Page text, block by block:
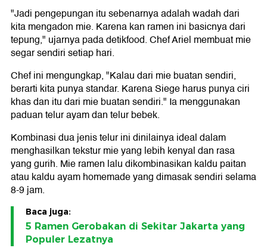
"Jadi pengepungan itu sebenarnya adalah wadah dari
kita mengadon mie. Karena kan ramen ini basicnya dari
tepung," ujarnya pada detikfood. Chef Ariel membuat mie
segar sendiri setiap hari.
Chef ini mengungkap, "Kalau dari mie buatan sendiri,
berarti kita punya standar. Karena Siege harus punya ciri
khas dan itu dari mie buatan sendiri." Ia menggunakan
paduan telur ayam dan telur bebek.
Kombinasi dua jenis telur ini dinilainya ideal dalam
menghasilkan tekstur mie yang lebih kenyal dan rasa
yang gurih. Mie ramen lalu dikombinasikan kaldu paitan
atau kaldu ayam homemade yang dimasak sendiri selama
8-9 jam.
Baca juga:
5 Ramen Gerobakan di Sekitar Jakarta yang
Populer Lezatnya